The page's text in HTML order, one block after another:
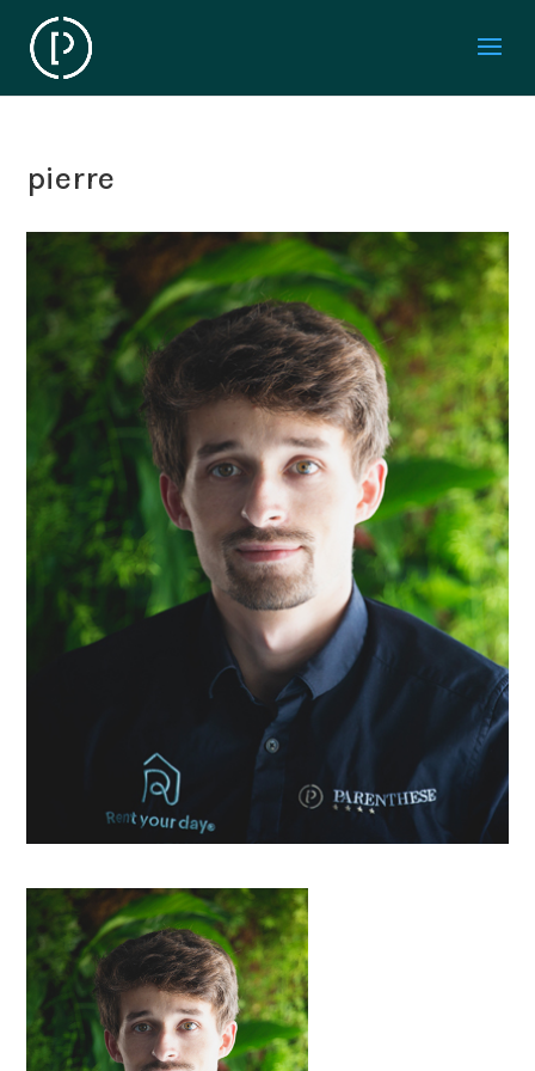
pierre